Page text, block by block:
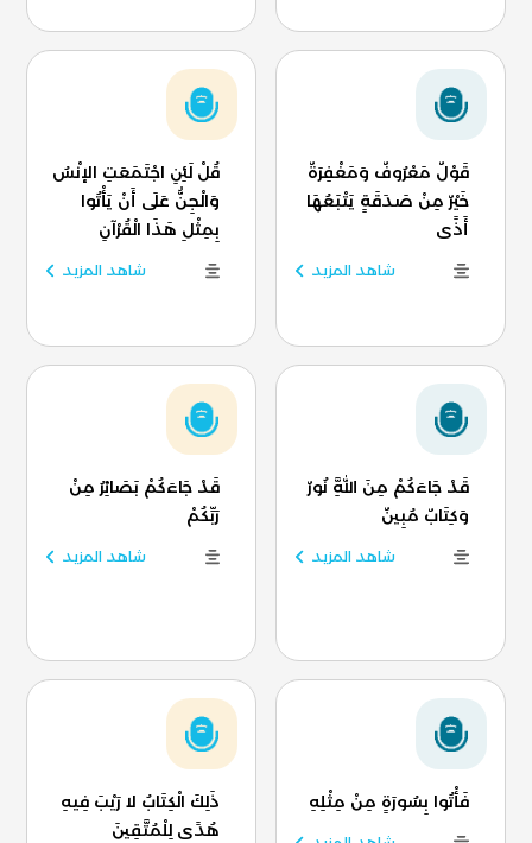
قَوْلٌ مَعْرُوفٌ وَمَغْفِرَةٌ
خَيْرٌ مِنْ صَدَقَةٍ يَتْبَعُهَا
أَذًى
شاهد المزيد
قُلْ لَئِنِ اجْتَمَعَتِ الإنْسُ
وَالْجِنُّ عَلَى أَنْ يَأْتُوا
بِمِثْلِ هَذَا الْقُرْآنِ
شاهد المزيد
قَدْ جَاءَكُمْ مِنَ اللَّهِ نُورٌ
وَكِتَابٌ مُبِينٌ
شاهد المزيد
قَدْ جَاءَكُمْ بَصَائِرُ مِنْ
رَبِّكُمْ
شاهد المزيد
فَأْتُوا بِسُورَةٍ مِنْ مِثْلِهِ
ذَلِكَ الْكِتَابُ لا رَيْبَ فِيهِ
هُدًى لِلْمُتَّقِينَ